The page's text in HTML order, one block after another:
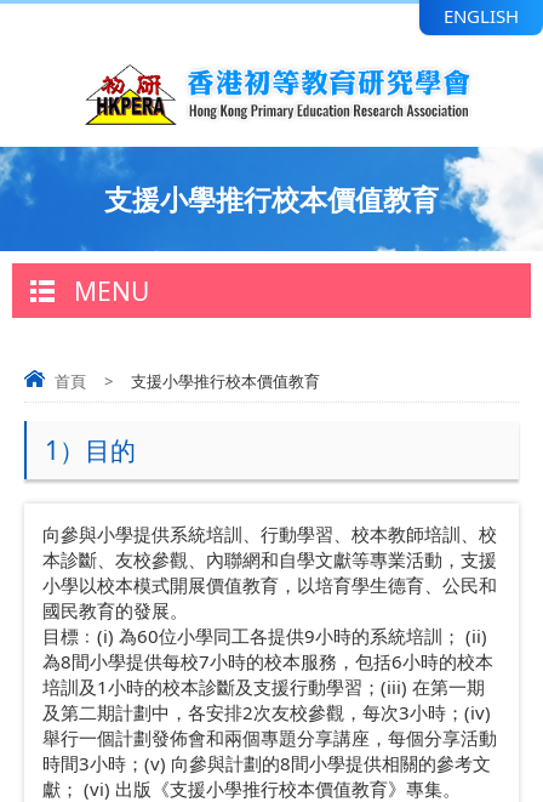
ENGLISH
支援小學推行校本價值教育
MENU
首頁 > 支援小學推行校本價值教育
1）目的
向參與小學提供系統培訓、行動學習、校本教師培訓、校
本診斷、友校參觀、內聯網和自學文獻等專業活動，支援
小學以校本模式開展價值教育，以培育學生德育、公民和
國民教育的發展。
目標﹕(i) 為60位小學同工各提供9小時的系統培訓； (ii)
為8間小學提供每校7小時的校本服務，包括6小時的校本
培訓及1小時的校本診斷及支援行動學習；(iii) 在第一期
及第二期計劃中，各安排2次友校參觀，每次3小時；(iv)
舉行一個計劃發佈會和兩個專題分享講座，每個分享活動
時間3小時；(v) 向參與計劃的8間小學提供相關的參考文
獻； (vi) 出版《支援小學推行校本價值教育》專集。